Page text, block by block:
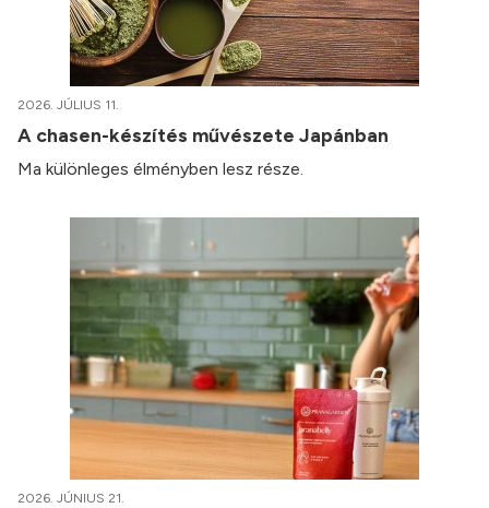
2026. JÚLIUS 11.
A chasen-készítés művészete Japánban
Ma különleges élményben lesz része.
2026. JÚNIUS 21.